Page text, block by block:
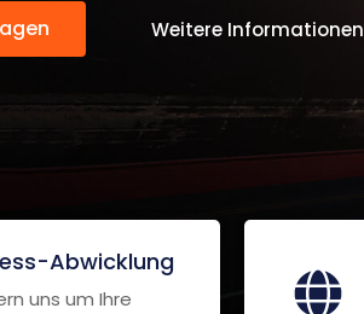
Weitere Informationen
Abwicklung
uns um Ihre